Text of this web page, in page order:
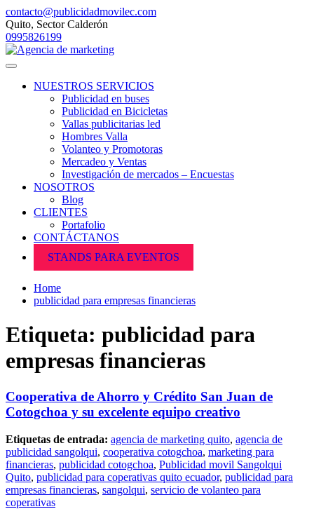
contacto@publicidadmovilec.com
Quito, Sector Calderón
0995826199
NUESTROS SERVICIOS
Publicidad en buses
Publicidad en Bicicletas
Vallas publicitarias led
Hombres Valla
Volanteo y Promotoras
Mercadeo y Ventas
Investigación de mercados – Encuestas
NOSOTROS
Blog
CLIENTES
Portafolio
CONTÁCTANOS
STANDS PARA EVENTOS
Home
publicidad para empresas financieras
Etiqueta: publicidad para
empresas financieras
Cooperativa de Ahorro y Crédito San Juan de
Cotogchoa y su excelente equipo creativo
Etiquetas de entrada: agencia de marketing quito, agencia de
publicidad sangolqui, cooperativa cotogchoa, marketing para
financieras, publicidad cotogchoa, Publicidad movil Sangolqui
Quito, publicidad para coperativas quito ecuador, publicidad para
empresas financieras, sangolqui, servicio de volanteo para
coperativas